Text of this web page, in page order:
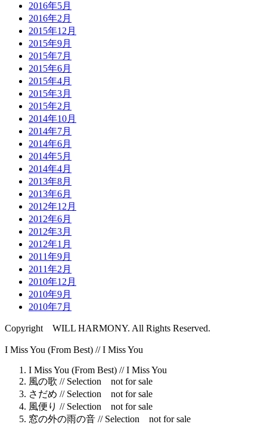
2016年5月
2016年2月
2015年12月
2015年9月
2015年7月
2015年6月
2015年4月
2015年3月
2015年2月
2014年10月
2014年7月
2014年6月
2014年5月
2014年4月
2013年8月
2013年6月
2012年12月
2012年6月
2012年3月
2012年1月
2011年9月
2011年2月
2010年12月
2010年9月
2010年7月
Copyright WILL HARMONY. All Rights Reserved.
I Miss You (From Best) //I Miss You
I Miss You (From Best) //I Miss You
風の歌 // Selection not for sale
さだめ // Selection not for sale
風便り // Selection not for sale
窓の外の雨の音 // Selection not for sale